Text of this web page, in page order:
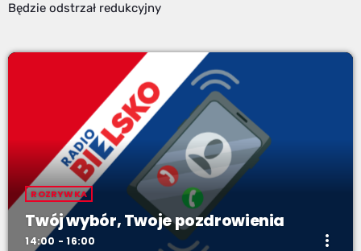
Będzie odstrzał redukcyjny
ROZRYWKA
Twój wybór, Twoje pozdrowienia
14:00 - 16:00 more_vert